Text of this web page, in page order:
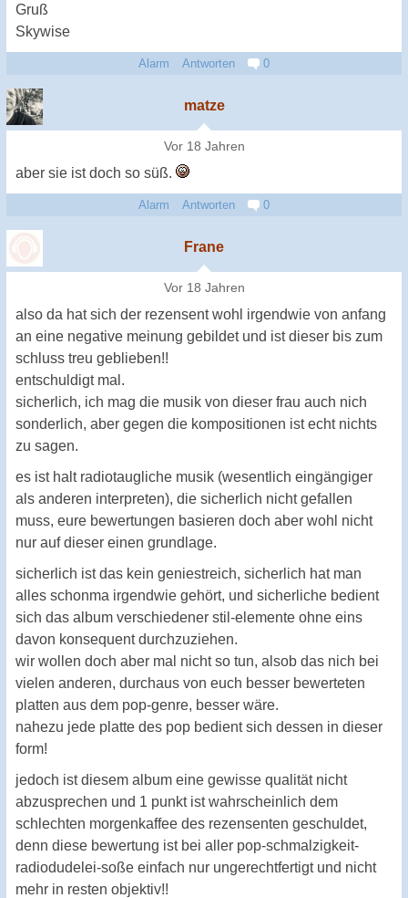
Gruß
Skywise
Alarm Antworten 0
matze
Vor 18 Jahren
aber sie ist doch so süß.
Alarm Antworten 0
Frane
Vor 18 Jahren
also da hat sich der rezensent wohl irgendwie von anfang
an eine negative meinung gebildet und ist dieser bis zum
schluss treu geblieben!!
entschuldigt mal.
sicherlich, ich mag die musik von dieser frau auch nich
sonderlich, aber gegen die kompositionen ist echt nichts
zu sagen.
es ist halt radiotaugliche musik (wesentlich eingängiger
als anderen interpreten), die sicherlich nicht gefallen
muss, eure bewertungen basieren doch aber wohl nicht
nur auf dieser einen grundlage.
sicherlich ist das kein geniestreich, sicherlich hat man
alles schonma irgendwie gehört, und sicherliche bedient
sich das album verschiedener stil-elemente ohne eins
davon konsequent durchzuziehen.
wir wollen doch aber mal nicht so tun, alsob das nich bei
vielen anderen, durchaus von euch besser bewerteten
platten aus dem pop-genre, besser wäre.
nahezu jede platte des pop bedient sich dessen in dieser
form!
jedoch ist diesem album eine gewisse qualität nicht
abzusprechen und 1 punkt ist wahrscheinlich dem
schlechten morgenkaffee des rezensenten geschuldet,
denn diese bewertung ist bei aller pop-schmalzigkeit-
radiodudelei-soße einfach nur ungerechtfertigt und nicht
mehr in resten objektiv!!